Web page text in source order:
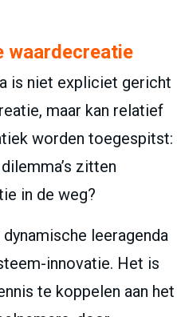
waardecreatie
is niet expliciet gericht
maar kan relatief
worden toegespitst:
zitten
in de weg?
leeragenda
innovatie. Het is
te koppelen aan het